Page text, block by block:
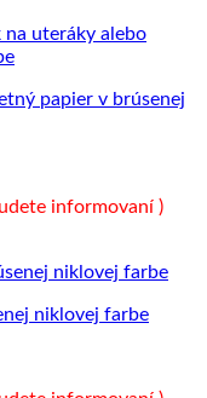
papier v brúsenej
informovaní )
niklovej farbe